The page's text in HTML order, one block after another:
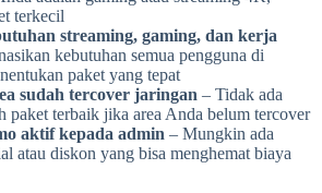
terkecil
streaming, gaming, dan kerja
kebutuhan semua pengguna di
paket yang tepat
sudah tercover jaringan – Tidak ada
paket terbaik jika area Anda belum tercover
aktif kepada admin – Mungkin ada
atau diskon yang bisa menghemat biaya